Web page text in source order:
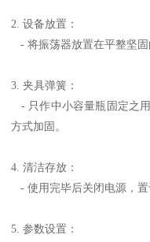
2. 设备放置：
- 将振荡器放置在平整坚固
3. 夹具弹簧：
- 只作中小容量瓶固定之
方式加固。
4. 清洁存放：
- 使用完毕后关闭电源，置
5. 参数设置：